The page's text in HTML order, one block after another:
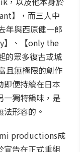
】，而三人中
年與西原健一郎
】、【only the
的眾多復古或城
且無極限的創作
即便持續在日本
一獨特韻味，是
形容的。
productions成
宣告在正式重組